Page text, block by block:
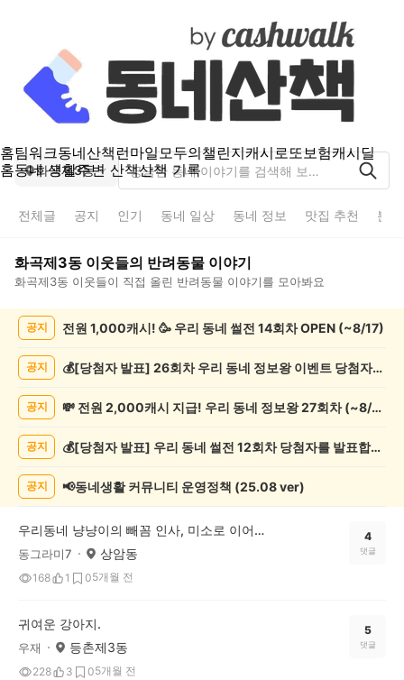
홈팀워크동네산책 런마일모두의챌린지캐시로또보험캐시딜
홈동네 생활주변 산책산책 기록
화곡제3동
전체글 공지 인기 동네 일상 동네 정보 맛집 추천 분
화곡제3동 이웃들의 반려동물 이야기
화곡제3동 이웃들이 직접 올린 반려동물 이야기를 모아봐요
글
공지 전원 1,000캐시! 🥳 우리 동네 썰전 14회차 OPEN (~8/17)
공지 💰[당첨자 발표] 26회차 우리 동네 정보왕 이벤트 당첨자를 발표합니다!
공지 💸 전원 2,000캐시 지급! 우리 동네 정보왕 27회차 (~8/10)
공지 💰[당첨자 발표] 우리 동네 썰전 12회차 당첨자를 발표합니다!
공지 📢동네생활 커뮤니티 운영정책 (25.08 ver)
우리동네 냥냥이의 빼꼼 인사, 미소로 이어진 따뜻한 교감
동그라미7 상암동
168 1 05개월 전
4
댓글
귀여운 강아지.
우재 등촌제3동
228 3 05개월 전
5
댓글